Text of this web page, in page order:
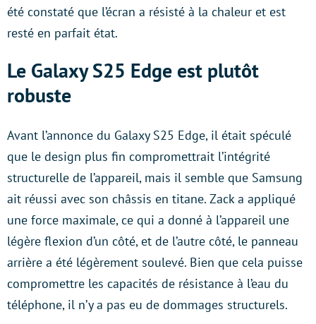
été constaté que l’écran a résisté à la chaleur et est
resté en parfait état.
Le Galaxy S25 Edge est plutôt
robuste
Avant l’annonce du Galaxy S25 Edge, il était spéculé
que le design plus fin compromettrait l’intégrité
structurelle de l’appareil, mais il semble que Samsung
ait réussi avec son châssis en titane. Zack a appliqué
une force maximale, ce qui a donné à l’appareil une
légère flexion d’un côté, et de l’autre côté, le panneau
arrière a été légèrement soulevé. Bien que cela puisse
compromettre les capacités de résistance à l’eau du
téléphone, il n’y a pas eu de dommages structurels.